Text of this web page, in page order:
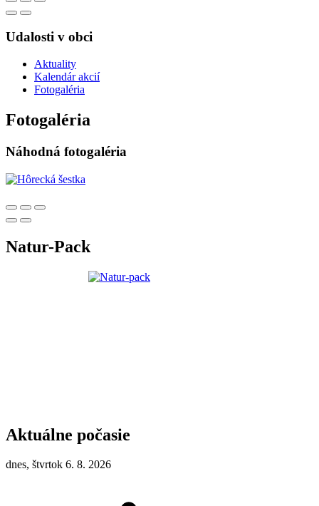
Udalosti v obci
Aktuality
Kalendár akcií
Fotogaléria
Fotogaléria
Náhodná fotogaléria
Natur-Pack
Aktuálne počasie
dnes, štvrtok 6. 8. 2026